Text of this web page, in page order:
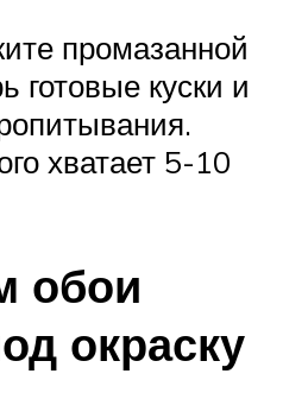
промазанной
готовые куски и
хватает 5-10
обои
окраску